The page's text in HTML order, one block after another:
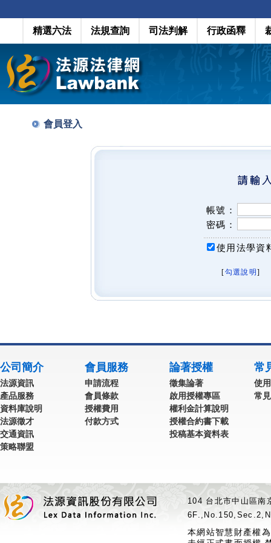
精選六法 法規查詢 司法判解 行政函釋
會員登入
帳號：
密碼：
使用法學資
[勾選說明 ]
公司簡介
法源資訊
產品服務
資料庫說明
法源徵才
交通資訊
策略聯盟
會員服務
申請流程
會員條款
授權費用
付款方式
論著授權
徵集論著
啟用授權專區
權利金計算說明
授權合約書下載
投稿基本資料表
常
使
常
104 台北市中山區
本網站智慧財產權